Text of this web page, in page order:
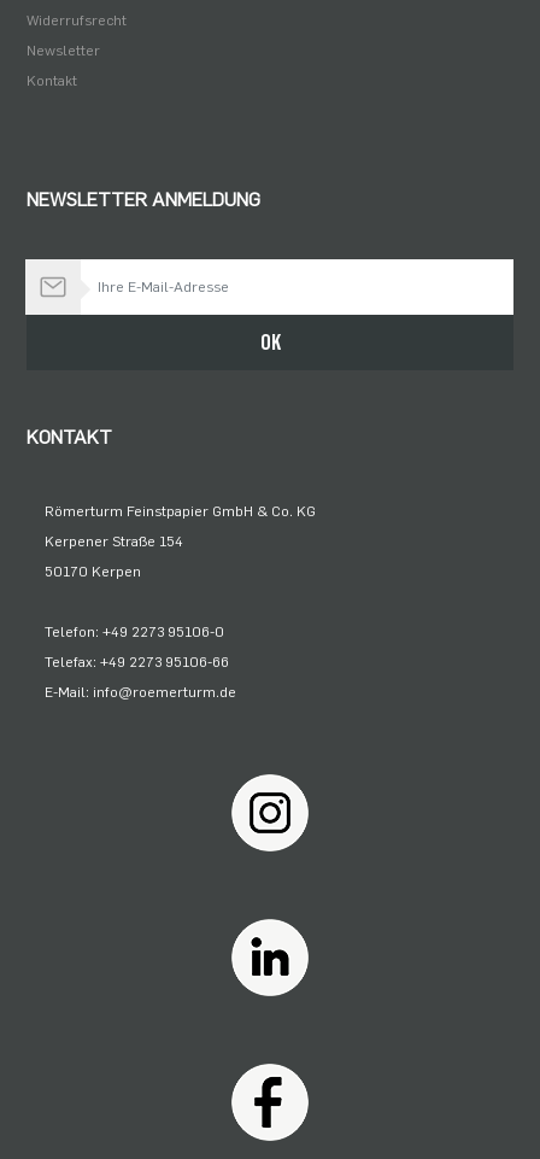
Widerrufsrecht
Newsletter
Kontakt
NEWSLETTER ANMELDUNG
OK
KONTAKT
Römerturm Feinstpapier GmbH & Co. KG
Kerpener Straße 154
50170 Kerpen
Telefon: +49 2273 95106-0
Telefax: +49 2273 95106-66
E-Mail: info@roemerturm.de